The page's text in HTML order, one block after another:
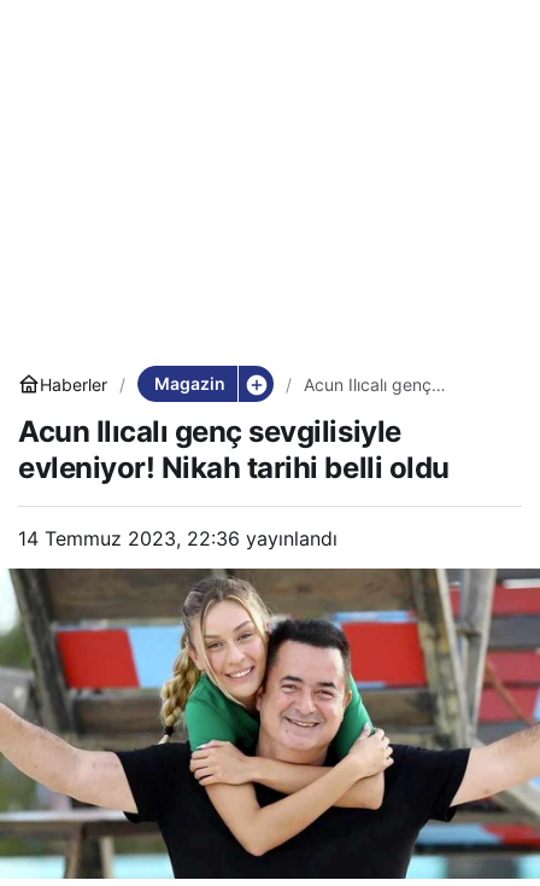
Haberler Magazin
Acun Ilıcalı genç
Nikah tarihi belli oldu
Acun Ilıcalı genç sevgilisiyle
evleniyor! Nikah tarihi belli oldu
14 Temmuz 2023, 22:36 yayınlandı